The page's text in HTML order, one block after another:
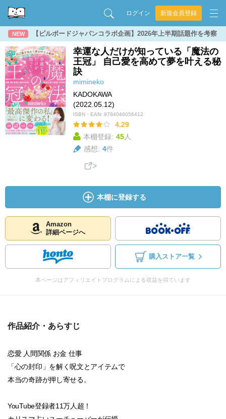
ログイン 新規会員登録
NEW 【ビルボードジャパンコラボ企画】2026年上半期話題作を考察
幸運な人だけが知っている「魔法の
王冠」 自己愛を高めて夢を叶える秘
訣
mimineko
KADOKAWA
(2022.05.12)
ISBN・EAN: 9784046056412
4.29
本棚登録: 45人
感想: 4件
本棚に登録する
Amazon
詳細ページへ
購入ストア一覧
本ページはアフィリエイトプログラムによる収益を得ています
作品紹介・あらすじ
恋愛 人間関係 お金 仕事
「心の封印」を解く呪文とアイテムで
本当の奇跡が押し寄せる。
YouTube登録者11万人超！